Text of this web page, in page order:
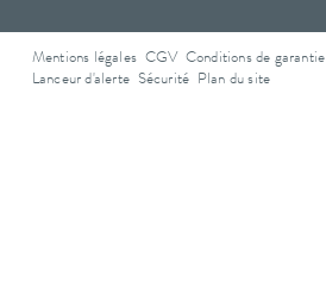
Mentions légales CGV Conditions de garantie
Lanceur d'alerte Sécurité Plan du site